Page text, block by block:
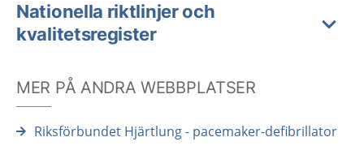
Nationella riktlinjer och
kvalitetsregister
MER PÅ ANDRA WEBBPLATSER
Riksförbundet Hjärtlung - pacemaker-defibrillator